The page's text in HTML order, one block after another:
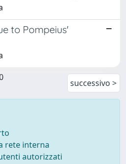
to Pompeius'
successivo >
rete interna
autorizzati